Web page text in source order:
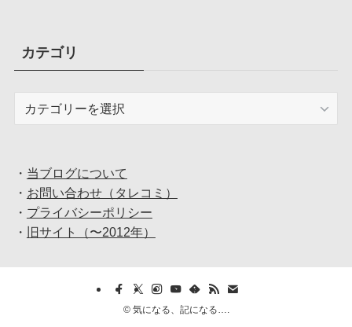
ブカテゴリ
・ 当ブログについて
・ お問い合わせ（タレコミ）
・ プライバシーポリシー
・
旧サイト（〜2012年）
©気になる、記になる….